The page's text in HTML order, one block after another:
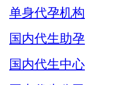
单身代孕机构
国内代生助孕
国内代生中心